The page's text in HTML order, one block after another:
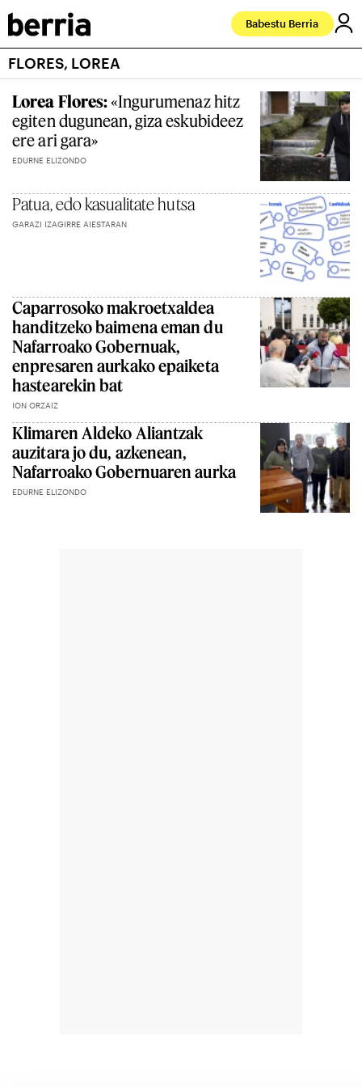
Babestu Berria
FLORES, LOREA
Lorea Flores:«Ingurumenaz hitz
egiten dugunean, giza eskubideez
ere ari gara»
EDURNE ELIZONDO
Patua, edo kasualitate hutsa
GARAZI IZAGIRRE AIESTARAN
Caparrosoko makroetxaldea
handitzeko baimena eman du
Nafarroako Gobernuak,
enpresaren aurkako epaiketa
hastearekin bat
ION ORZAIZ
Klimaren Aldeko Aliantzak
auzitara jo du, azkenean,
Nafarroako Gobernuaren aurka
EDURNE ELIZONDO